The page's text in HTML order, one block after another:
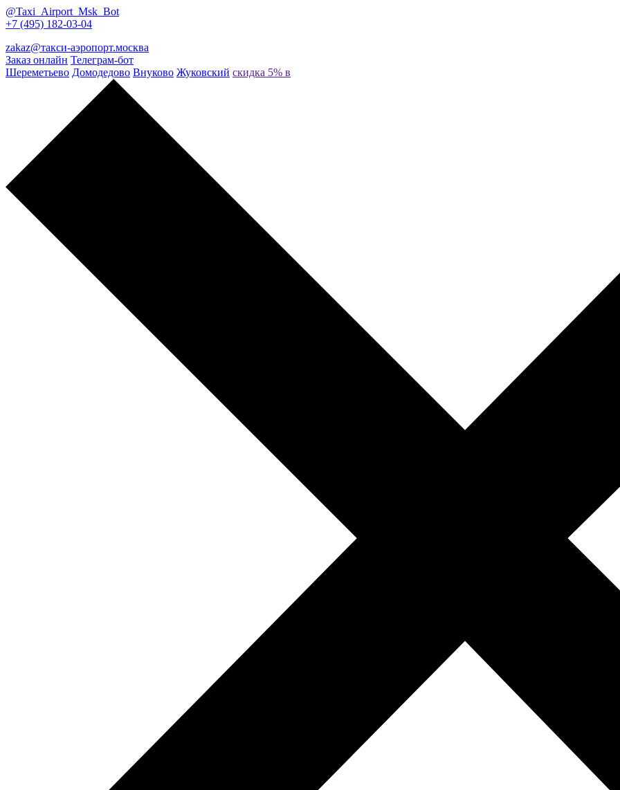
@Taxi_Airport_Msk_Bot
+7 (495) 182-03-04
zakaz@такси-аэропорт.москва
Заказ онлайн Телеграм-бот
Шереметьево Домодедово Внуково Жуковский скидка 5% в